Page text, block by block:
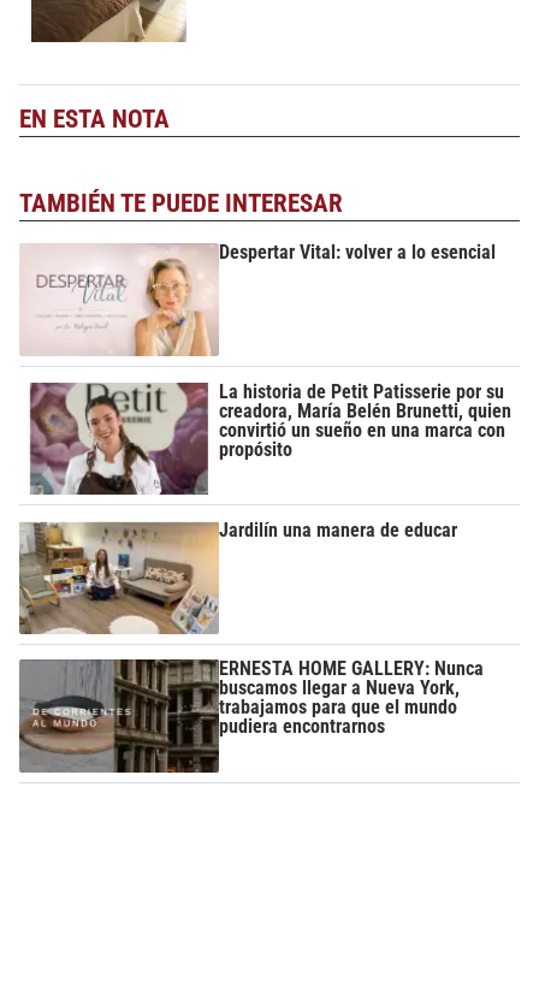
EN ESTA NOTA
TAMBIÉN TE PUEDE INTERESAR
Despertar Vital: volver a lo esencial
La historia de Petit Patisserie por su
creadora, María Belén Brunetti, quien
convirtió un sueño en una marca con
propósito
Jardilín una manera de educar
ERNESTA HOME GALLERY: Nunca
buscamos llegar a Nueva York,
trabajamos para que el mundo
pudiera encontrarnos